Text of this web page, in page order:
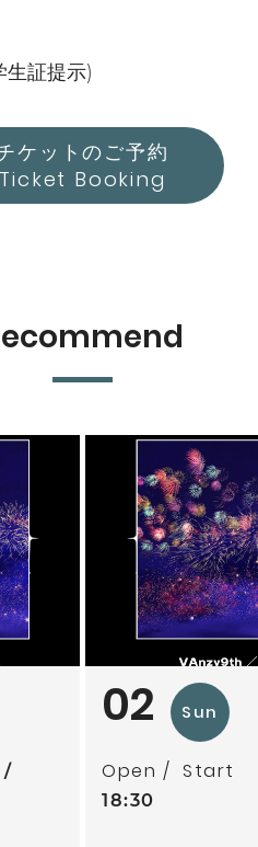
証提示)
ケットのご予約
Ticket Booking
02 Sun
Open Start
18:30